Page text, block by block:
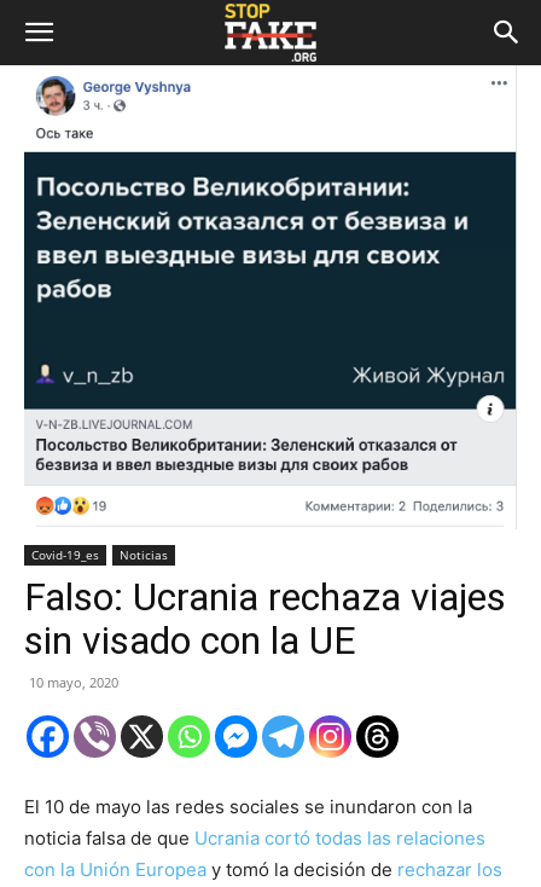
Covid-19_es Noticias
Falso: Ucrania rechaza viajes
sin visado con la UE
10 mayo, 2020
El 10 de mayo las redes sociales se inundaron con la
noticia falsa de que Ucrania cortó todas las relaciones
con la Unión Europea y tomó la decisión de rechazar los